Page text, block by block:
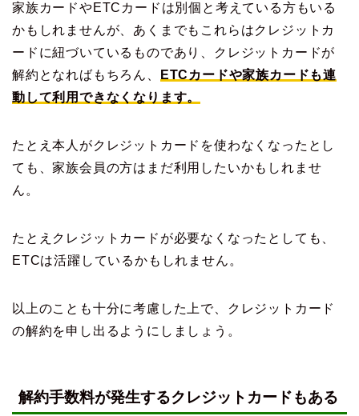
家族カードやETCカードは別個と考えている方もいる
かもしれませんが、あくまでもこれらはクレジットカ
ードに紐づいているものであり、クレジットカードが
解約となればもちろん、
ETCカードや家族カードも連
動して利用できなくなります。
たとえ本人がクレジットカードを使わなくなったとし
ても、家族会員の方はまだ利用したいかもしれませ
ん。
たとえクレジットカードが必要なくなったとしても、
ETCは活躍しているかもしれません。
以上のことも十分に考慮した上で、クレジットカード
の解約を申し出るようにしましょう。
解約手数料が発生するクレジットカードもある